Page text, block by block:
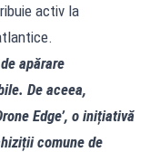
activ la
apărare
De aceea,
Edge’, o inițiativă
comune de